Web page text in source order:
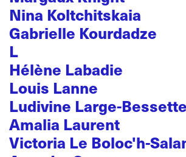
Nina Koltchitskaia
Gabrielle Kourdadze
L
Hélène Labadie
Louis Lanne
Ludivine Large-Bessette
Amalia Laurent
Victoria Le Boloc'h-